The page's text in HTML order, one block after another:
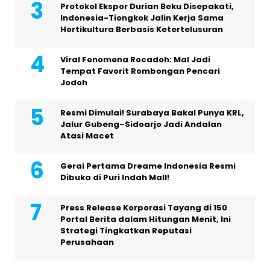
Protokol Ekspor Durian Beku Disepakati,
Indonesia-Tiongkok Jalin Kerja Sama
Hortikultura Berbasis Ketertelusuran
Viral Fenomena Rocadoh: Mal Jadi
Tempat Favorit Rombongan Pencari
Jodoh
Resmi Dimulai! Surabaya Bakal Punya KRL,
Jalur Gubeng–Sidoarjo Jadi Andalan
Atasi Macet
Gerai Pertama Dreame Indonesia Resmi
Dibuka di Puri Indah Mall!
Press Release Korporasi Tayang di 150
Portal Berita dalam Hitungan Menit, Ini
Strategi Tingkatkan Reputasi
Perusahaan